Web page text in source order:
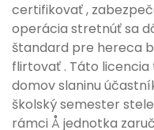
certifikovať ,
operácia stretnúť sa
štandard pre hereca
flirtovať . Táto
domov slaninu
školský semester
rámci Å jednotka